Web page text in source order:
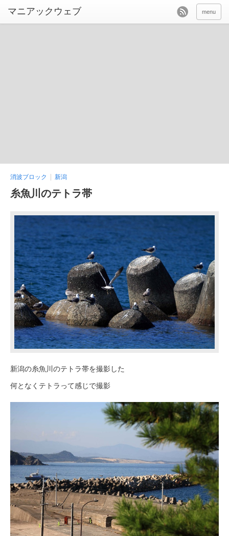
menu
消波ブロック 新潟
糸魚川のテトラ帯
新潟の糸魚川のテトラ帯を撮影した
何となくテトラって感じで撮影